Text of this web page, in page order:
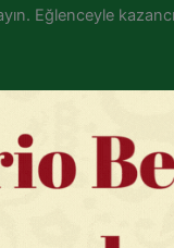
Eğlenceyle